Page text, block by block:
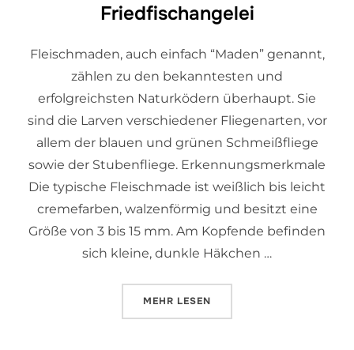
Friedfischangelei
Fleischmaden, auch einfach “Maden” genannt,
zählen zu den bekanntesten und
erfolgreichsten Naturködern überhaupt. Sie
sind die Larven verschiedener Fliegenarten, vor
allem der blauen und grünen Schmeißfliege
sowie der Stubenfliege. Erkennungsmerkmale
Die typische Fleischmade ist weißlich bis leicht
cremefarben, walzenförmig und besitzt eine
Größe von 3 bis 15 mm. Am Kopfende befinden
sich kleine, dunkle Häkchen …
MEHR LESEN